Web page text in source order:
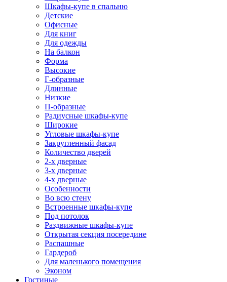
Шкафы-купе в спальню
Детские
Офисные
Для книг
Для одежды
На балкон
Форма
Высокие
Г-образные
Длинные
Низкие
П-образные
Радиусные шкафы-купе
Широкие
Угловые шкафы-купе
Закругленный фасад
Количество дверей
2-х дверные
3-х дверные
4-х дверные
Особенности
Во всю стену
Встроенные шкафы-купе
Под потолок
Раздвижные шкафы-купе
Открытая секция посередине
Распашные
Гардероб
Для маленького помещения
Эконом
Гостиные